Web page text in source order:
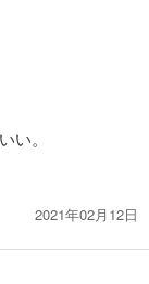
い。
2021年02月12日